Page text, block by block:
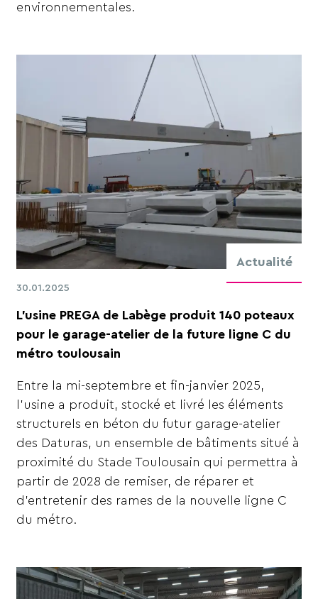
environnementales.
Actualité
30.01.2025
L’usine PREGA de Labège produit 140 poteaux
pour le garage-atelier de la future ligne C du
métro toulousain
Entre la mi-septembre et fin-janvier 2025,
l’usine a produit, stocké et livré les éléments
structurels en béton du futur garage-atelier
des Daturas, un ensemble de bâtiments situé à
proximité du Stade Toulousain qui permettra à
partir de 2028 de remiser, de réparer et
d’entretenir des rames de la nouvelle ligne C
du métro.